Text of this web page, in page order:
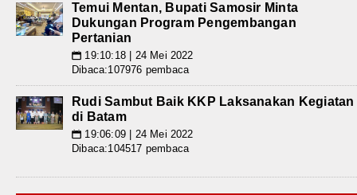
Temui Mentan, Bupati Samosir Minta
Dukungan Program Pengembangan
Pertanian
📅 19:10:18 | 24 Mei 2022
Dibaca:107976 pembaca
Rudi Sambut Baik KKP Laksanakan Kegiatan
di Batam
📅 19:06:09 | 24 Mei 2022
Dibaca:104517 pembaca